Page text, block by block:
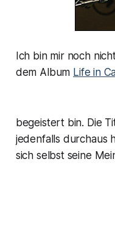
Ich bin mir noch
dem Album Life in
begeistert bin. Die
jedenfalls durchaus
sich selbst seine